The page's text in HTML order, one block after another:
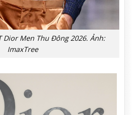
Dior Men Thu Đông 2026. Ảnh:
ImaxTree